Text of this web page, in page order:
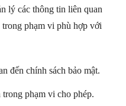
lý các thông tin liên quan
phạm vi phù hợp với
đến chính sách bảo mật.
phạm vi cho phép.